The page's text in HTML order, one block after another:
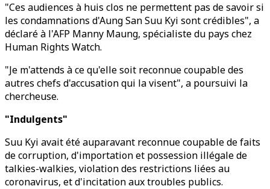
"Ces audiences à huis clos ne permettent pas de savoir si
les condamnations d'Aung San Suu Kyi sont crédibles", a
déclaré à l'AFP Manny Maung, spécialiste du pays chez
Human Rights Watch.
"Je m'attends à ce qu'elle soit reconnue coupable des
autres chefs d'accusation qui la visent", a poursuivi la
chercheuse.
"Indulgents"
Suu Kyi avait été auparavant reconnue coupable de faits
de corruption, d'importation et possession illégale de
talkies-walkies, violation des restrictions liées au
coronavirus, et d'incitation aux troubles publics.